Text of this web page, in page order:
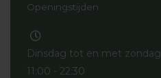
Openingstijden
Dinsdag tot en met zondag
11:00 - 22:30